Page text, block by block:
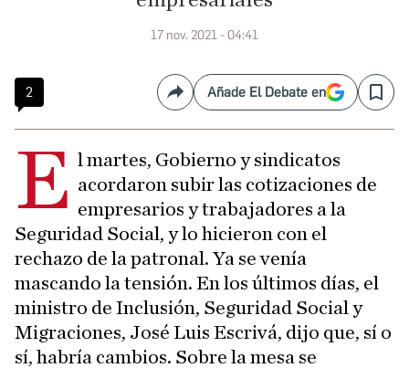
17 nov. 2021 - 04:41
2 CompartirAñade El Debate en Save
E l martes, Gobierno y sindicatos
acordaron subir las cotizaciones de
empresarios y trabajadores a la
Seguridad Social, y lo hicieron con el
rechazo de la patronal. Ya se venía
mascando la tensión. En los últimos días, el
ministro de Inclusión, Seguridad Social y
Migraciones, José Luis Escrivá, dijo que, sí o
sí, habría cambios. Sobre la mesa se